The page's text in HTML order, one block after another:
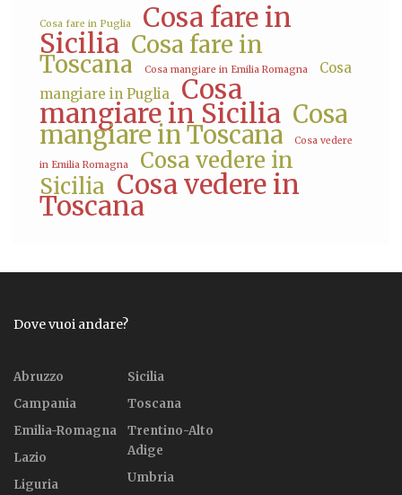
Cosa fare in Puglia Cosa fare in
Sicilia Cosa fare in
Toscana Cosa mangiare in Emilia Romagna
Cosa
mangiare in Puglia
Cosa
mangiare in Sicilia Cosa
mangiare in Toscana Cosa vedere
in Emilia Romagna
Cosa vedere in
Sicilia Cosa vedere in
Toscana
Dove vuoi andare?
Abruzzo
Campania
Emilia-Romagna
Lazio
Liguria
Sicilia
Toscana
Trentino-Alto
Adige
Umbria